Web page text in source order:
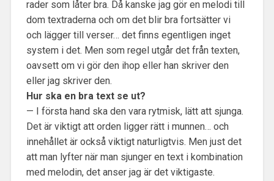
rader som låter bra. Då kanske jag gör en melodi till
dom textraderna och om det blir bra fortsätter vi
och lägger till verser… det finns egentligen inget
system i det. Men som regel utgår det från texten,
oavsett om vi gör den ihop eller han skriver den
eller jag skriver den.
Hur ska en bra text se ut?
— I första hand ska den vara rytmisk, lätt att sjunga.
Det är viktigt att orden ligger rätt i munnen… och
innehållet är också viktigt naturligtvis. Men just det
att man lyfter när man sjunger en text i kombination
med melodin, det anser jag är det viktigaste.